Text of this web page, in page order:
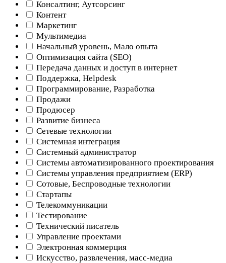
Консалтинг, Аутсорсинг
Контент
Маркетинг
Мультимедиа
Начальный уровень, Мало опыта
Оптимизация сайта (SEO)
Передача данных и доступ в интернет
Поддержка, Helpdesk
Программирование, Разработка
Продажи
Продюсер
Развитие бизнеса
Сетевые технологии
Системная интеграция
Системный администратор
Системы автоматизированного проектирования
Системы управления предприятием (ERP)
Сотовые, Беспроводные технологии
Стартапы
Телекоммуникации
Тестирование
Технический писатель
Управление проектами
Электронная коммерция
Искусство, развлечения, масс-медиа